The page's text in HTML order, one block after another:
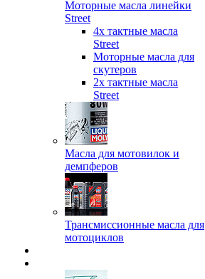
Моторные масла линейки
Street
4х тактные масла
Street
Моторные масла для
скутеров
2х тактные масла
Street
Масла для мотовилок и
демпферов
Трансмиссионные масла для
мотоциклов